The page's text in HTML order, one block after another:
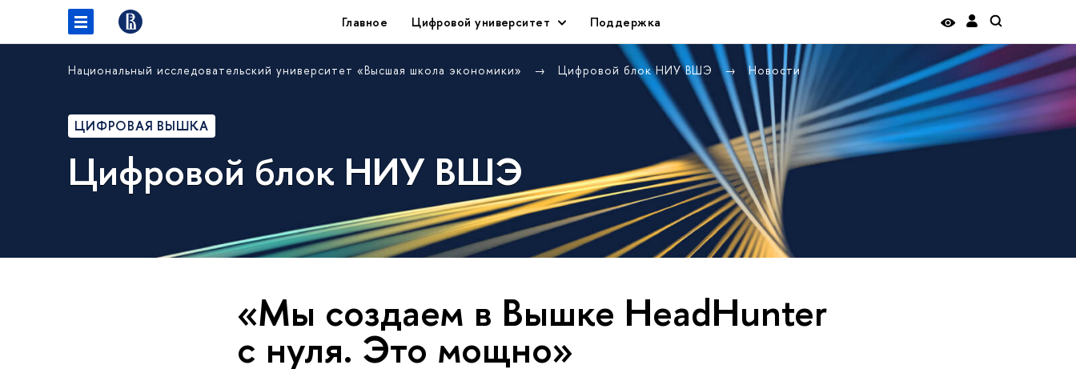
Главное Цифровой университет Поддержка
Национальный исследовательский университет «Высшая школа экономики» Цифровой блок НИУ ВШЭ Новости
ЦИФРОВАЯ ВЫШКА
Цифровой блок НИУ ВШЭ
«Мы создаем в Вышке HeadHunter
с нуля. Это мощно»